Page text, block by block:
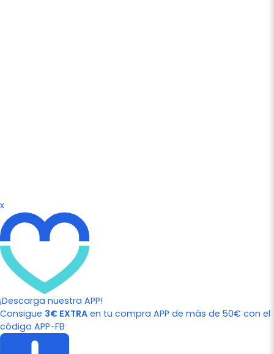
x
¡Descarga nuestra APP!
Consigue 3€ EXTRA en tu compra APP de más de 50€ con el
código APP-FB